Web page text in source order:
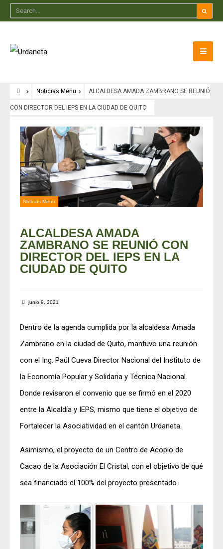
Noticias Menu ALCALDESA AMADA ZAMBRANO SE REUNIÓ
CON DIRECTOR DEL IEPS EN LA CIUDAD DE QUITO
Noticias Menu
ALCALDESA AMADA
ZAMBRANO SE REUNIÓ CON
DIRECTOR DEL IEPS EN LA
CIUDAD DE QUITO
junio 9, 2021
Dentro de la agenda cumplida por la alcaldesa Amada
Zambrano en la ciudad de Quito, mantuvo una reunión
con el Ing. Paúl Cueva Director Nacional del Instituto de
la Economía Popular y Solidaria y Técnica Nacional.
Donde revisaron el convenio que se firmó en el 2020
entre la Alcaldía y IEPS, mismo que tiene el objetivo de
Fortalecer la Asociatividad en el cantón Urdaneta.
Asimismo, el proyecto de un Centro de Acopio de
Cacao de la Asociación El Cristal, con el objetivo de qué
sea financiado el 100% del proyecto presentado.